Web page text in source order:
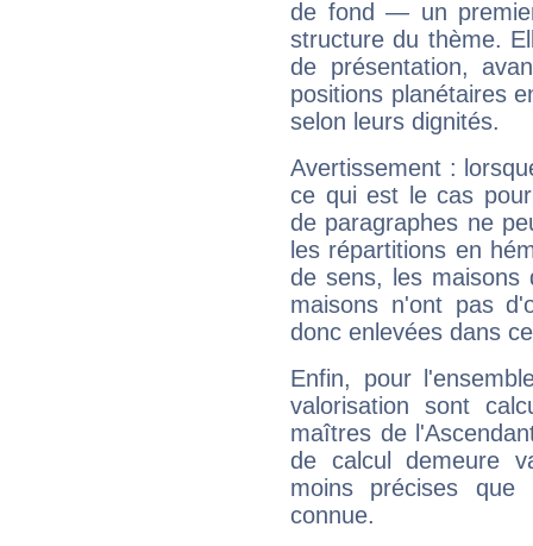
de fond — un
structure du thème.
de présentation,
positions planétaires
selon leurs dignités.
Avertissement :
ce qui est le cas
de paragraphes ne
les répartitions en
de sens, les maisons
maisons n'ont pas
donc enlevées dans
Enfin, pour
valorisation sont
maîtres de
de calcul demeure
moins précises que
connue.